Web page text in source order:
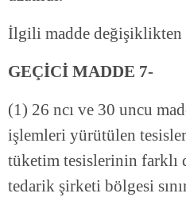
İlgili madde değişiklikten
GEÇİCİ MADDE 7-
(1) 26 ncı ve 30 uncu
işlemleri yürütülen
tüketim tesislerinin farklı
tedarik şirketi bölgesi